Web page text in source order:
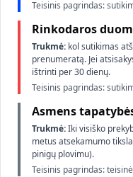
Teisinis pagrindas:
Rinkodaros
Trukmė: kol sutikimas
prenumeratą. Jei
ištrinti per 30 dienų.
Teisinis pagrindas:
Asmens
Trukmė:Iki visiško
metus atsekamumo
pinigų plovimu).
Teisinis pagrindas: